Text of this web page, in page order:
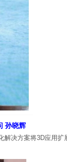
孙晓辉
决方案将3D应用